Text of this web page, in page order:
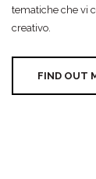
tematiche che vi
creativo.
FIND OUT